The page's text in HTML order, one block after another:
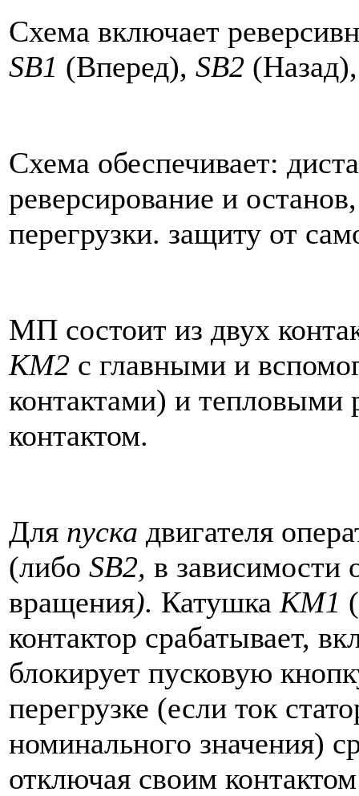
Схема включает
SB1 (Вперед), SB2
Схема обеспечивает:
реверсирование и
перегрузки. защиту от
МП состоит из двух
КМ2 с главными и
контактами) и тепловыми
контактом.
Для пуска двигателя
(либо SB2, в зависимости
вращения). Катушка КМ1
контактор срабатывает,
блокирует пусковую
перегрузке (если ток
номинального значения)
отключая своим